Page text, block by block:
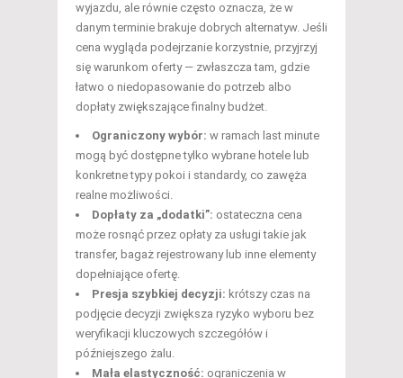
wyjazdu, ale równie często oznacza, że w
danym terminie brakuje dobrych alternatyw. Jeśli
cena wygląda podejrzanie korzystnie, przyjrzyj
się warunkom oferty — zwłaszcza tam, gdzie
łatwo o niedopasowanie do potrzeb albo
dopłaty zwiększające finalny budżet.
Ograniczony wybór: w ramach last minute
mogą być dostępne tylko wybrane hotele lub
konkretne typy pokoi i standardy, co zawęża
realne możliwości.
Dopłaty za „dodatki”: ostateczna cena
może rosnąć przez opłaty za usługi takie jak
transfer, bagaż rejestrowany lub inne elementy
dopełniające ofertę.
Presja szybkiej decyzji: krótszy czas na
podjęcie decyzji zwiększa ryzyko wyboru bez
weryfikacji kluczowych szczegółów i
późniejszego żalu.
Mała elastyczność: ograniczenia w